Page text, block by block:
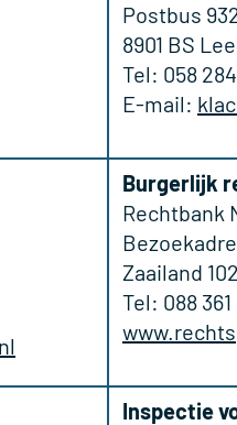
Postbus
8901 BS
Tel: 058
E-mail:
Burgerlijk
Rechtbank
Zaailand
Tel: 088
Inspectie